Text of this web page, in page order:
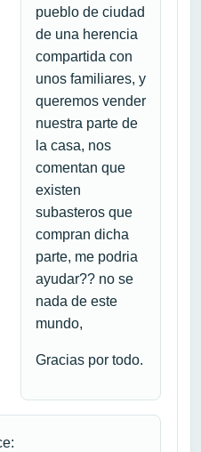
pueblo de ciudad
de una herencia
compartida con
unos familiares, y
queremos vender
nuestra parte de
la casa, nos
comentan que
existen
subasteros que
compran dicha
parte, me podria
ayudar?? no se
nada de este
mundo,
Gracias por todo.